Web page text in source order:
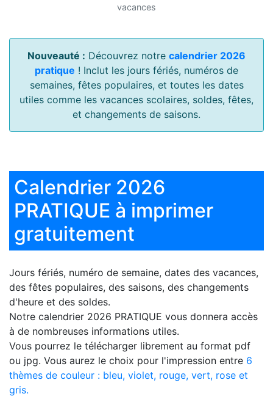
vacances
Nouveauté : Découvrez notre calendrier 2026
pratique ! Inclut les jours fériés, numéros de
semaines, fêtes populaires, et toutes les dates
utiles comme les vacances scolaires, soldes, fêtes,
et changements de saisons.
Calendrier 2026
PRATIQUE à imprimer
gratuitement
Jours fériés, numéro de semaine, dates des vacances,
des fêtes populaires, des saisons, des changements
d'heure et des soldes.
Notre calendrier 2026 PRATIQUE vous donnera accès
à de nombreuses informations utiles.
Vous pourrez le télécharger librement au format pdf
ou jpg. Vous aurez le choix pour l'impression entre 6
thèmes de couleur : bleu, violet, rouge, vert, rose et
gris.